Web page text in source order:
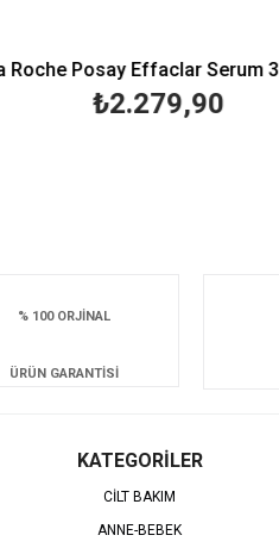
₺2.279,90
% 100 ORJİNAL
ÜRÜN GARANTİSİ
KATEGORİLER
CİLT BAKIM
ANNE-BEBEK